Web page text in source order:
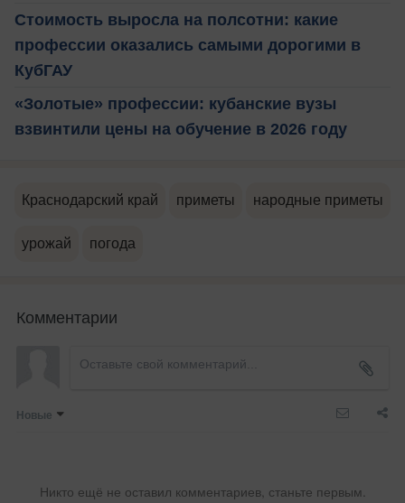
Стоимость выросла на полсотни: какие
профессии оказались самыми дорогими в
КубГАУ
«Золотые» профессии: кубанские вузы
взвинтили цены на обучение в 2026 году
Краснодарский край приметы народные приметы
урожай погода
Комментарии
Новые
Никто ещё не оставил комментариев, станьте первым.